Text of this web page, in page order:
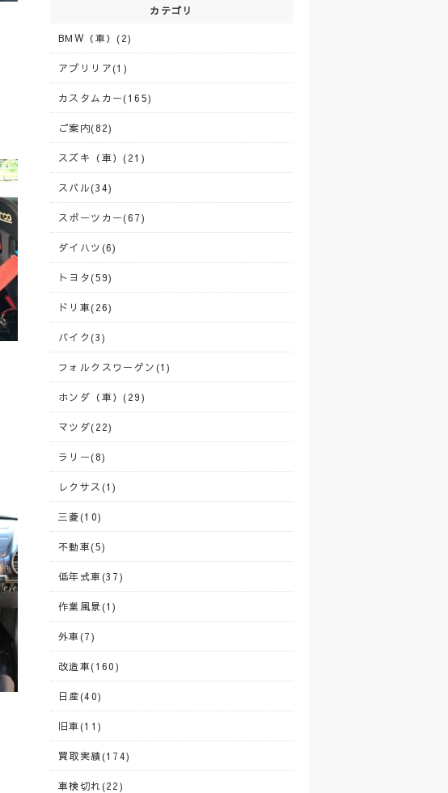
カテゴリ
BMW（車）(2)
アプリリア(1)
カスタムカー(165)
ご案内(82)
スズキ（車）(21)
スバル(34)
スポーツカー(67)
ダイハツ(6)
トヨタ(59)
ドリ車(26)
バイク(3)
フォルクスワーゲン(1)
ホンダ（車）(29)
マツダ(22)
ラリー(8)
レクサス(1)
三菱(10)
不動車(5)
低年式車(37)
作業風景(1)
外車(7)
改造車(160)
日産(40)
旧車(11)
買取実績(174)
車検切れ(22)